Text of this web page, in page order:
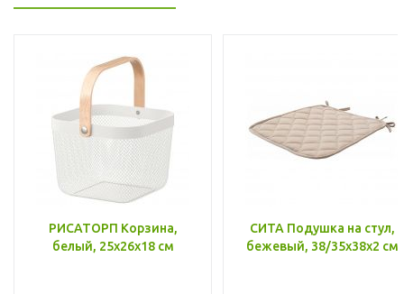
РИСАТОРП Корзина,
белый, 25x26x18 см
СИТА Подушка на стул,
бежевый, 38/35x38x2 см